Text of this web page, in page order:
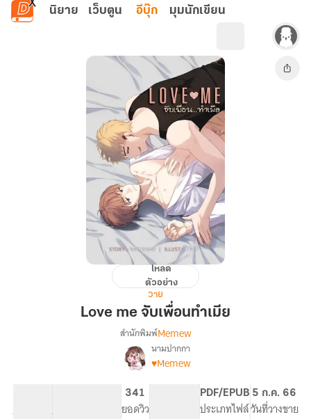
ข้ามไปยังเนื้อหาหลัก
นิยาย เว็บตูน อีบุ๊ก มุมนักเขียน
จับ
โหลด
ตัวอย่าง
วาย
Love me จับเพื่อนทำเมีย
เรื่องLove
me
สำนักพิมพ์Memew
นามปากกา
♥Memew
จำนวนคำ จำนวนหน้า (A5)
341
ยอดวิวระดับเนื้อหา
PDF/EPUB
ประเภทไฟล์
5 ก.ค. 66
วันที่วางขาย